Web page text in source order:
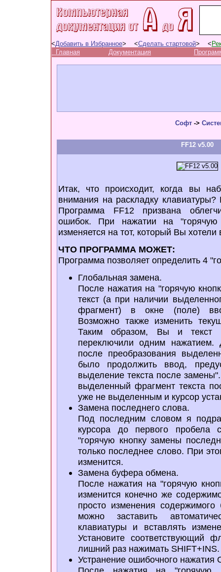
<Добавить в Избранное> <Сделать стартовой> <
Главная
Документация
Софт->
FF12 v5.00
Итак, что происходит, когда вы
внимания на раскладку
Программа FF12 призвана
ошибок. При нажатии на "горячую
изменяется на тот, который Вы хотели
ЧТО ПРОГРАММА МОЖЕТ:
Программа позволяет определить 4
Глобальная замена.
После нажатия на "горячую
текст (а при наличии
фрагмент) в окне (поле)
Возможно также изменить
Таким образом, Вы и текст
переключили одним
после преобразования
было продолжить ввод,
выделение текста после
выделенный фрагмент текста
уже не выделенным и курсор
Замена последнего слова.
Под последним словом я
курсора до первого пробела
"горячую кнопку замены
только последнее слово. При
изменится.
Замена буфера обмена.
После нажатия на "горячую
изменится конечно же
просто изменения
можно заставить
клавиатуры и вставлять
Установите соответствующий
лишний раз нажимать SHIFT+INS.
Устранение ошибочного нажатия